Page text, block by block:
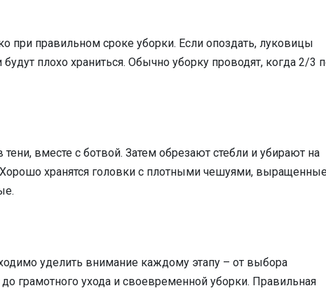
при правильном сроке уборки. Если опоздать, луковицы
плохо храниться. Обычно уборку проводят, когда 2/3
вместе с ботвой. Затем обрезают стебли и убирают на
хранятся головки с плотными чешуями,
уделить внимание каждому этапу – от выбора
грамотного ухода и своевременной уборки. Правильная